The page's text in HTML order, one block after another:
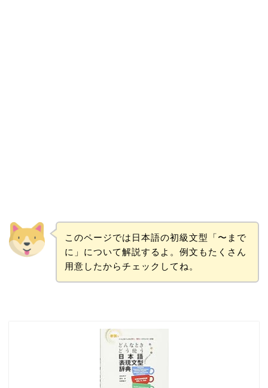
このページでは日本語の初級文型「〜まで
に」について解説するよ。例文もたくさん
用意したからチェックしてね。